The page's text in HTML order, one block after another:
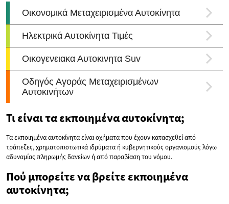
Τι είναι τα εκποιημένα αυτοκίνητα;
Τα εκποιημένα αυτοκίνητα είναι οχήματα που έχουν κατασχεθεί από
τράπεζες, χρηματοπιστωτικά ιδρύματα ή κυβερνητικούς οργανισμούς λόγω
αδυναμίας πληρωμής δανείων ή από παραβίαση του νόμου.
Πού μπορείτε να βρείτε εκποιημένα
αυτοκίνητα;